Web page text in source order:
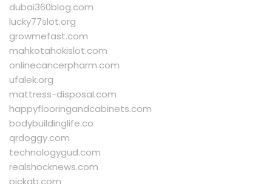
dubai360blog.com
lucky77slot.org
growmefast.com
mahkotahokislot.com
onlinecancerpharm.com
ufalek.org
mattress-disposal.com
happyflooringandcabinets.com
bodybuildinglife.co
qrdoggy.com
technologygud.com
realshocknews.com
pickgb.com